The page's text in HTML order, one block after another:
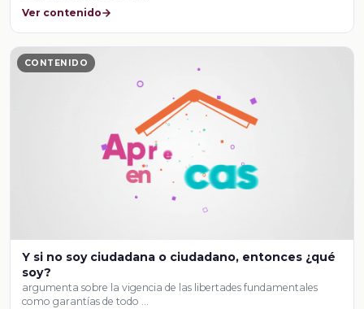
Ver contenido
CONTENIDO
Y si no soy ciudadana o ciudadano, entonces ¿qué
soy?
argumenta sobre la vigencia de las libertades fundamentales
como garantías de todo …